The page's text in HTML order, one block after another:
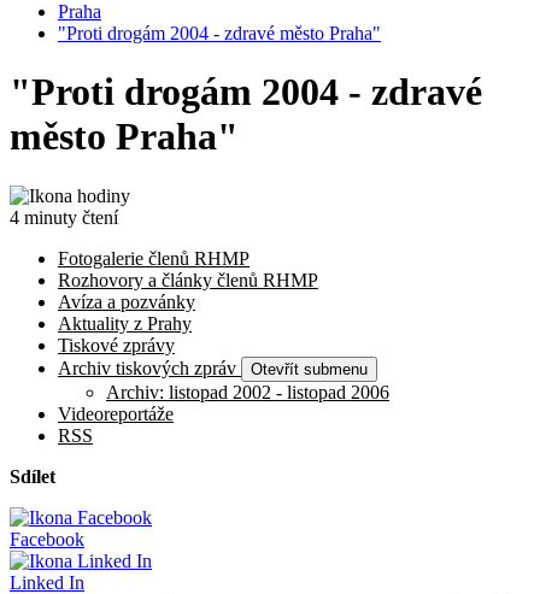
Praha
"Proti drogám 2004 - zdravé město Praha"
"Proti drogám 2004 - zdravé
město Praha"
4 minuty čtení
Fotogalerie členů RHMP
Rozhovory a články členů RHMP
Avíza a pozvánky
Aktuality z Prahy
Tiskové zprávy
Archiv tiskových zpráv
Otevřít submenu
Archiv: listopad 2002 - listopad 2006
Videoreportáže
RSS
Sdílet
Facebook
Linked In